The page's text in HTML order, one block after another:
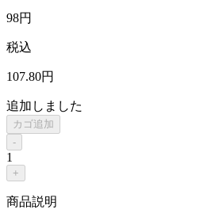
98円
税込
107.80円
追加しました
カゴ追加
-
1
+
商品説明